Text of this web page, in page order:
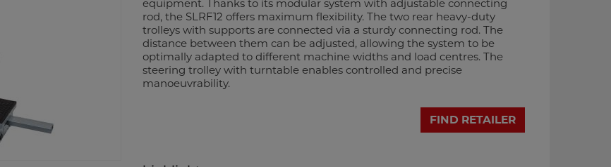
equipment. Thanks to its modular system with adjustable connecting
rod, the SLRF12 offers maximum flexibility. The two rear heavy-duty
trolleys with supports are connected via a sturdy connecting rod. The
distance between them can be adjusted, allowing the system to be
optimally adapted to different machine widths and load centres. The
steering trolley with turntable enables controlled and precise
manoeuvrability.
FIND RETAILER